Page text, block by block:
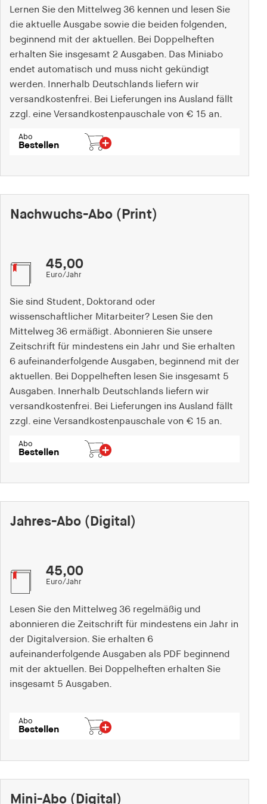
Lernen Sie den Mittelweg 36 kennen und lesen Sie
die aktuelle Ausgabe sowie die beiden folgenden,
beginnend mit der aktuellen. Bei Doppelheften
erhalten Sie insgesamt 2 Ausgaben. Das Miniabo
endet automatisch und muss nicht gekündigt
werden. Innerhalb Deutschlands liefern wir
versandkostenfrei. Bei Lieferungen ins Ausland fällt
zzgl. eine Versandkostenpauschale von € 15 an.
Abo
Bestellen
Nachwuchs-Abo (Print)
45,00
Euro/Jahr
Sie sind Student, Doktorand oder
wissenschaftlicher Mitarbeiter? Lesen Sie den
Mittelweg 36 ermäßigt. Abonnieren Sie unsere
Zeitschrift für mindestens ein Jahr und Sie erhalten
6 aufeinanderfolgende Ausgaben, beginnend mit der
aktuellen. Bei Doppelheften lesen Sie insgesamt 5
Ausgaben. Innerhalb Deutschlands liefern wir
versandkostenfrei. Bei Lieferungen ins Ausland fällt
zzgl. eine Versandkostenpauschale von € 15 an.
Abo
Bestellen
Jahres-Abo (Digital)
45,00
Euro/Jahr
Lesen Sie den Mittelweg 36 regelmäßig und
abonnieren die Zeitschrift für mindestens ein Jahr in
der Digitalversion. Sie erhalten 6
aufeinanderfolgende Ausgaben als PDF beginnend
mit der aktuellen. Bei Doppelheften erhalten Sie
insgesamt 5 Ausgaben.
Abo
Bestellen
Mini-Abo (Digital)
fonts_loaded
Anbieter:
hamburger-edition.de
Cookie Laufzeit: